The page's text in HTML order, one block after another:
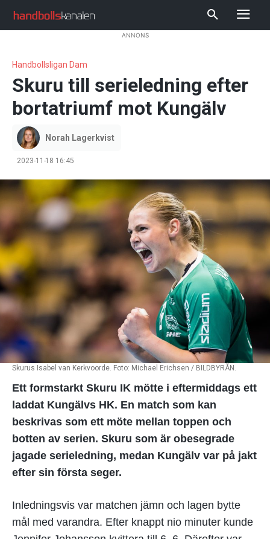
ANNONS
Handbollsligan Dam
Skuru till serieledning efter
bortatriumf mot Kungälv
Norah Lagerkvist
2023-11-18 16:45
Skurus Isabel van Kerkvoorde. Foto: Michael Erichsen / BILDBYRÅN.
Ett formstarkt Skuru IK mötte i eftermiddags ett
laddat Kungälvs HK. En match som kan
beskrivas som ett möte mellan toppen och
botten av serien. Skuru som är obesegrade
jagade serieledning, medan Kungälv var på jakt
efter sin första seger.
Inledningsvis var matchen jämn och lagen bytte
mål med varandra. Efter knappt nio minuter kunde